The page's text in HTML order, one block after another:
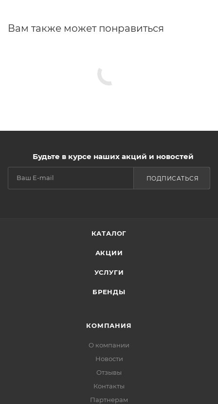
Вам также может понравиться
Будьте в курсе наших акций и новостей
ПОДПИСАТЬСЯ
КАТАЛОГ
АКЦИИ
УСЛУГИ
БРЕНДЫ
КОМПАНИЯ
О компании
Новости
Отзывы
Контакты
Партнерам